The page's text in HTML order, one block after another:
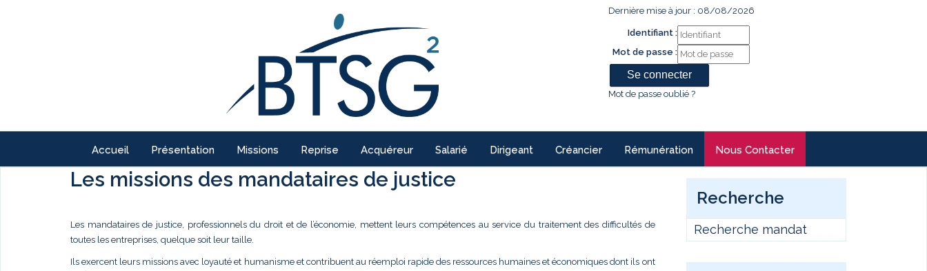
Dernière mise à jour : 08/08/2026
Identifiant :
Mot de passe :
Mot de passe oublié ?
Accueil Présentation Missions Reprise Acquéreur Salarié Dirigeant Créancier Rémunération Nous Contacter
Les missions des mandataires de justice
Les mandataires de justice, professionnels du droit et de l’économie, mettent leurs compétences au service du traitement des difficultés de
toutes les entreprises, quelque soit leur taille.
Ils exercent leurs missions avec loyauté et humanisme et contribuent au réemploi rapide des ressources humaines et économiques dont ils ont
Recherche
Recherche mandat